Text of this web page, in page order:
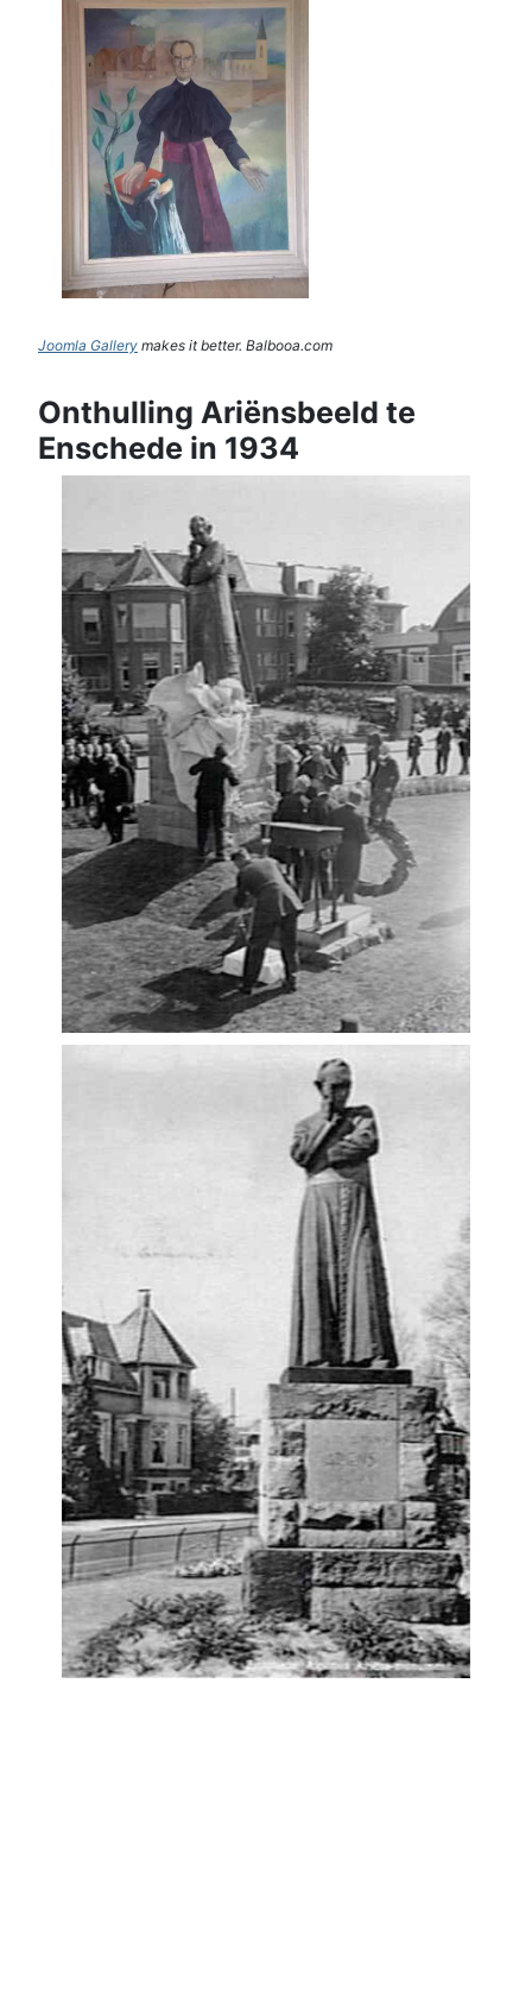
Joomla Gallery makes it better. Balbooa.com
Onthulling Ariënsbeeld te
Enschede in 1934